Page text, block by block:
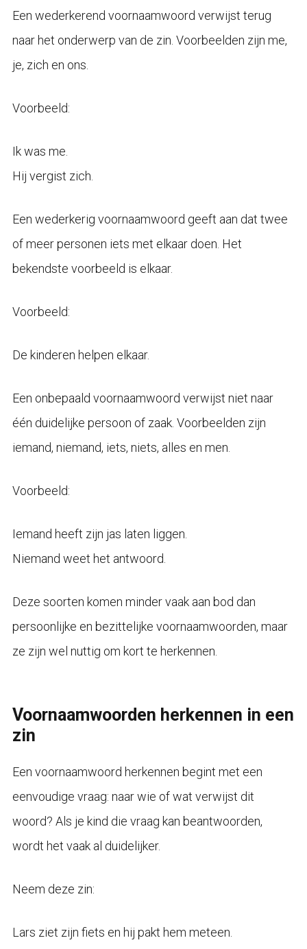
Een wederkerend voornaamwoord verwijst terug
naar het onderwerp van de zin. Voorbeelden zijn me,
je, zich en ons.
Voorbeeld:
Ik was me.
Hij vergist zich.
Een wederkerig voornaamwoord geeft aan dat twee
of meer personen iets met elkaar doen. Het
bekendste voorbeeld is elkaar.
Voorbeeld:
De kinderen helpen elkaar.
Een onbepaald voornaamwoord verwijst niet naar
één duidelijke persoon of zaak. Voorbeelden zijn
iemand, niemand, iets, niets, alles en men.
Voorbeeld:
Iemand heeft zijn jas laten liggen.
Niemand weet het antwoord.
Deze soorten komen minder vaak aan bod dan
persoonlijke en bezittelijke voornaamwoorden, maar
ze zijn wel nuttig om kort te herkennen.
Voornaamwoorden herkennen in een
zin
Een voornaamwoord herkennen begint met een
eenvoudige vraag: naar wie of wat verwijst dit
woord? Als je kind die vraag kan beantwoorden,
wordt het vaak al duidelijker.
Neem deze zin:
Lars ziet zijn fiets en hij pakt hem meteen.